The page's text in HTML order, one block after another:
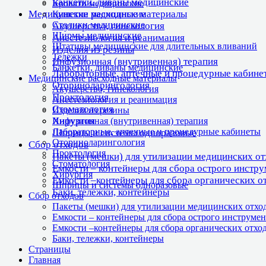
Медицинские расходные материалы
Акушерство, гинекология
Анестезиология и реанимация
Изделия из резины
Инфузионная (внутривенная) терапия
Лабораторные, аптечные и процедурные
Оториноларингология
Проктология
Стоматология
Хирургия
Шприцы и системы одноразовые
Сбор отходов
Пакеты (мешки) для утилизации медицинских
Емкости – контейнеры для сбора острого
Емкости –контейнеры для сбора органических
Баки, тележки, контейнеры
Кровати медицинские
Кушетки медицинские
Столики медицинские
Ширмы медицинские
Штативы медицинские для длительных вливаний
Тележки
Банкетки, диваны медицинские
Медицинские расходные материалы
Акушерство, гинекология
Анестезиология и реанимация
Изделия из резины
Инфузионная (внутривенная) терапия
Лабораторные, аптечные и процедурные кабинеты
Оториноларингология
Проктология
Стоматология
Хирургия
Шприцы и системы одноразовые
Сбор отходов
Пакеты (мешки) для утилизации медицинских
Емкости – контейнеры для сбора острого
Емкости –контейнеры для сбора органических
Баки, тележки, контейнеры
Страницы
Главная